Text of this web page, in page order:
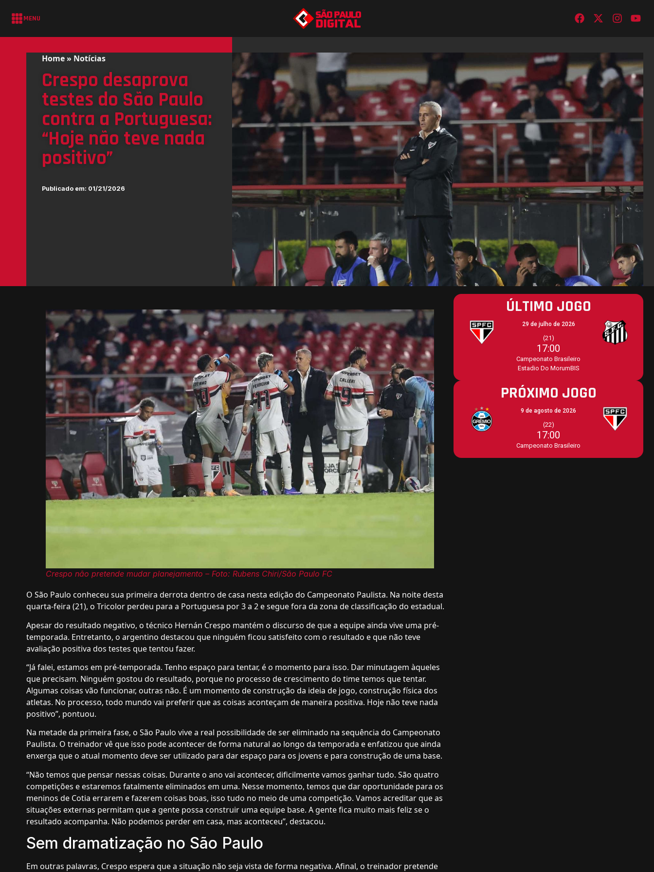
MENU
Home » Notícias
Crespo desaprova
testes do São Paulo
contra a Portuguesa:
“Hoje não teve nada
positivo”
Publicado em: 01/21/2026
Crespo não pretende mudar planejamento – Foto: Rubens Chiri/São Paulo FC
O São Paulo conheceu sua primeira derrota dentro de casa nesta edição do Campeonato Paulista. Na noite desta
quarta-feira (21), o Tricolor perdeu para a Portuguesa por 3 a 2 e segue fora da zona de classificação do estadual.
Apesar do resultado negativo, o técnico Hernán Crespo mantém o discurso de que a equipe ainda vive uma pré-
temporada. Entretanto, o argentino destacou que ninguém ficou satisfeito com o resultado e que não teve
avaliação positiva dos testes que tentou fazer.
“Já falei, estamos em pré-temporada. Tenho espaço para tentar, é o momento para isso. Dar minutagem àqueles
que precisam. Ninguém gostou do resultado, porque no processo de crescimento do time temos que tentar.
Algumas coisas vão funcionar, outras não. É um momento de construção da ideia de jogo, construção física dos
atletas. No processo, todo mundo vai preferir que as coisas aconteçam de maneira positiva. Hoje não teve nada
positivo”, pontuou.
Na metade da primeira fase, o São Paulo vive a real possibilidade de ser eliminado na sequência do Campeonato
Paulista. O treinador vê que isso pode acontecer de forma natural ao longo da temporada e enfatizou que ainda
enxerga que o atual momento deve ser utilizado para dar espaço para os jovens e para construção de uma base.
“Não temos que pensar nessas coisas. Durante o ano vai acontecer, dificilmente vamos ganhar tudo. São quatro
competições e estaremos fatalmente eliminados em uma. Nesse momento, temos que dar oportunidade para os
meninos de Cotia errarem e fazerem coisas boas, isso tudo no meio de uma competição. Vamos acreditar que as
situações externas permitam que a gente possa construir uma equipe base. A gente fica muito mais feliz se o
resultado acompanha. Não podemos perder em casa, mas aconteceu”, destacou.
Sem dramatização no São Paulo
Em outras palavras, Crespo espera que a situação não seja vista de forma negativa. Afinal, o treinador pretende
ÚLTIMO JOGO
29 de julho de 2026
(21)
17:00
Campeonato Brasileiro
Estadio Do MorumBIS
PRÓXIMO JOGO
9 de agosto de 2026
(22)
17:00
Campeonato Brasileiro